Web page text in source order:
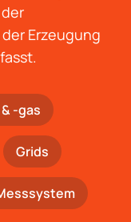
Erzeugung
-gas
Grids